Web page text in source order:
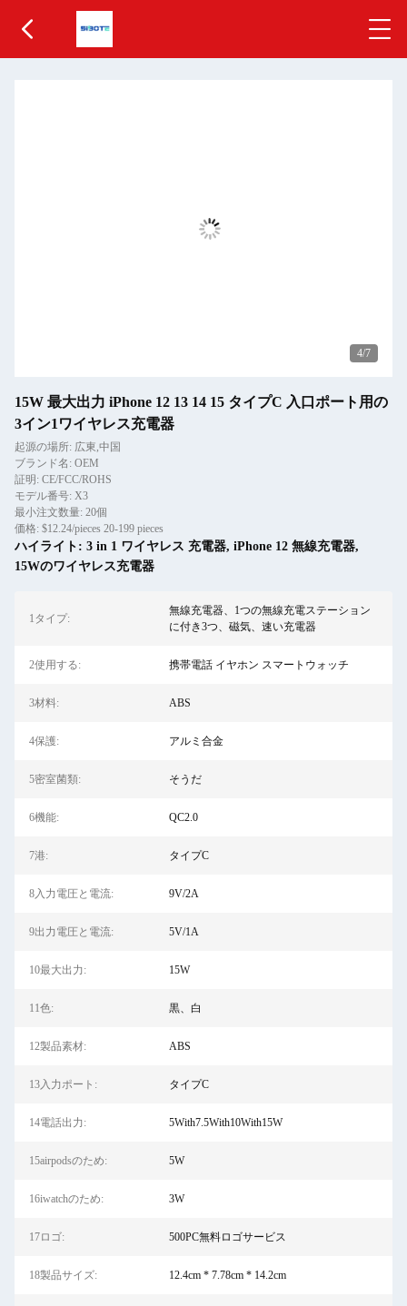
5/7
15W 最大出力 iPhone 12 13 14 15 タイプC 入口ポート用の
3イン1ワイヤレス充電器
起源の場所: 広東,中国
ブランド名: OEM
証明: CE/FCC/ROHS
モデル番号: X3
最小注文数量: 20個
価格: $12.24/pieces 20-199 pieces
ハイライト: 3 in 1 ワイヤレス 充電器, iPhone 12 無線充電器,
15Wのワイヤレス充電器
1タイプ:
無線充電器、1つの無線充電ステーション
に付き3つ、磁気、速い充電器
2使用する: 携帯電話 イヤホン スマートウォッチ
3材料: ABS
4保護: アルミ合金
5密室菌類: そうだ
6機能: QC2.0
7港: タイプC
8入力電圧と電流: 9V/2A
9出力電圧と電流: 5V/1A
10最大出力: 15W
11色: 黒、白
12製品素材: ABS
13入力ポート: タイプC
14電話出力: 5With7.5With10With15W
15airpodsのため: 5W
16iwatchのため: 3W
17ロゴ: 500PC無料ロゴサービス
18製品サイズ: 12.4cm * 7.78cm * 14.2cm